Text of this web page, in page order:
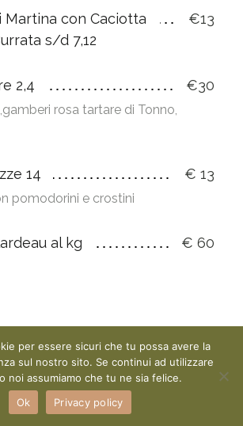
Martina con Caciotta
s/d 7,12
€13
2,4 €30
rosa tartare di Tonno,
14 € 13
pomodorini e crostini
al kg € 60
PRIMI PIATTI
Corte 1,3,7,9
per essere sicuri che tu possa avere la
sul nostro sito. Se continui ad utilizzare
noi assumiamo che tu ne sia felice.
Ok
Privacy policy